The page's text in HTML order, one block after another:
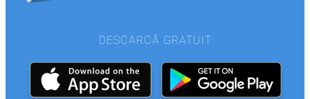
DESCARCĂ GRATUIT